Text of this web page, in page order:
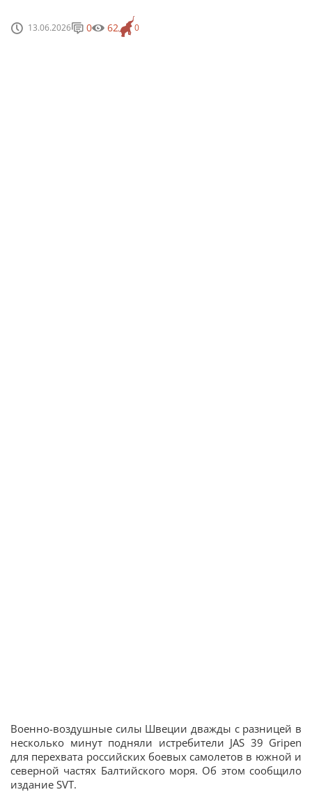
13.06.2026 0
0 62
Военно-воздушные силы Швеции дважды с разницей в
несколько минут подняли истребители JAS 39 Gripen
для перехвата российских боевых самолетов в южной и
северной частях Балтийского моря. Об этом сообщило
издание SVT.